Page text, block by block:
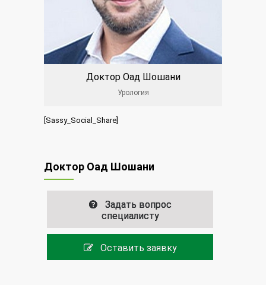
Доктор Оад Шошани
Урология
[Sassy_Social_Share]
Доктор Оад Шошани
Задать вопрос
специалисту
Оставить заявку